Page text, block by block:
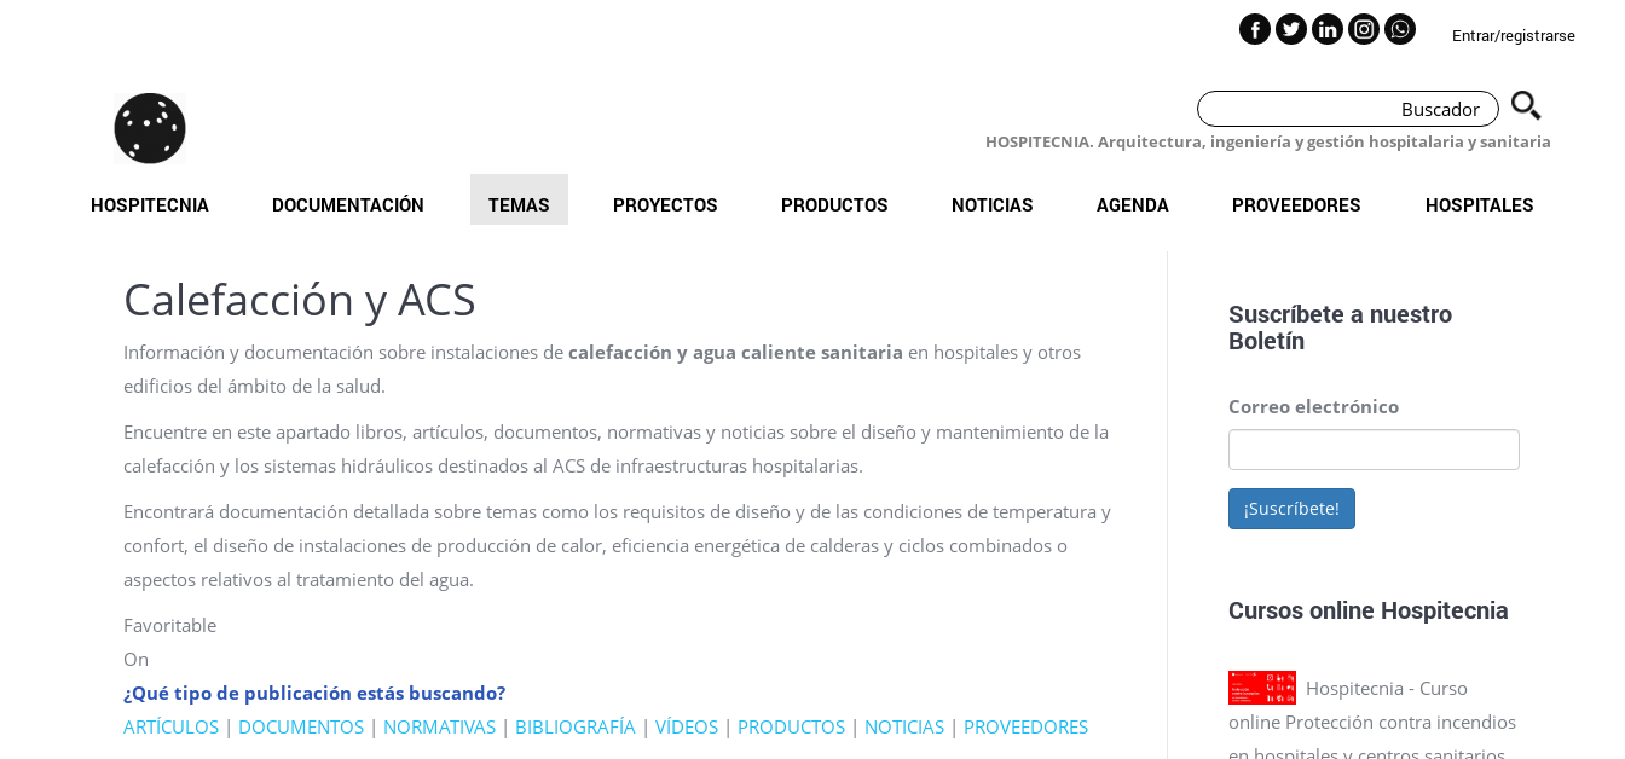
Entrar/registrarse
HOSPITECNIA. Arquitectura, ingeniería y gestión hospitalaria y sanitaria
HOSPITECNIA DOCUMENTACIÓN TEMAS PROYECTOS PRODUCTOS NOTICIAS AGENDA PROVEEDORES HOSPITALES
Calefacción y ACS
Información y documentación sobre instalaciones de calefacción y agua caliente sanitaria en hospitales y otros
edificios del ámbito de la salud.
Encuentre en este apartado libros, artículos, documentos, normativas y noticias sobre el diseño y mantenimiento de la
calefacción y los sistemas hidráulicos destinados al ACS de infraestructuras hospitalarias.
Encontrará documentación detallada sobre temas como los requisitos de diseño y de las condiciones de temperatura y
confort, el diseño de instalaciones de producción de calor, eficiencia energética de calderas y ciclos combinados o
aspectos relativos al tratamiento del agua.
Favoritable
On
¿Qué tipo de publicación estás buscando?
ARTÍCULOS | DOCUMENTOS | NORMATIVAS | BIBLIOGRAFÍA | VÍDEOS | PRODUCTOS | NOTICIAS | PROVEEDORES
Suscríbete a nuestro
Boletín
Correo electrónico
¡Suscríbete!
Cursos online Hospitecnia
Hospitecnia - Curso
online Protección contra incendios